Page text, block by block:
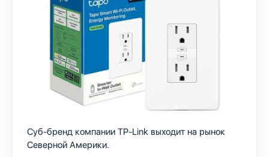
Суб-бренд компании TP-Link выходит на рынок
Северной Америки.